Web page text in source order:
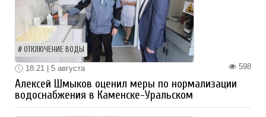
ОТКЛЮЧЕНИЕ ВОДЫ
598
18:21 | 5 августа
Алексей Шмыков оценил меры по нормализации
водоснабжения в Каменске-Уральском